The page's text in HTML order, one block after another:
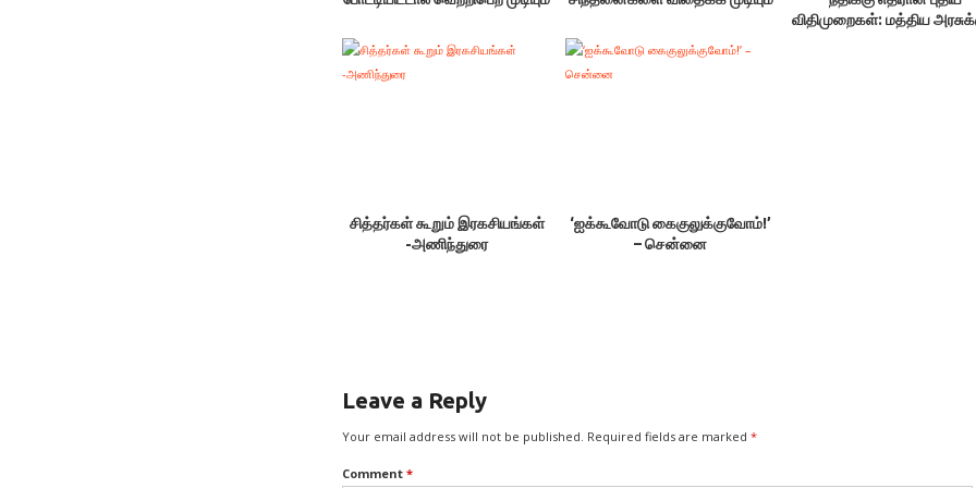
விதிமுறைகள்: மத்திய
சித்தர்கள் கூறும் இரகசியங்கள்
-அணிந்துரை
‘ஐக்கூவோடு கைகுலுக்குவோம்!’
– சென்னை
Leave a Reply
Your email address will not be published. Required fields are marked *
Comment *